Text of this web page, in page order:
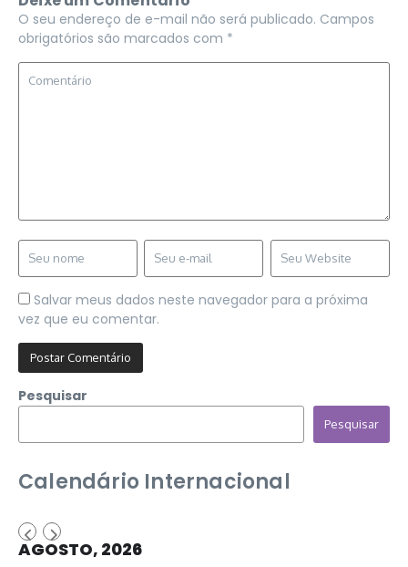
O seu endereço de e-mail não será publicado. Campos
obrigatórios são marcados com *
Salvar meus dados neste navegador para a próxima
vez que eu comentar.
Pesquisar
Pesquisar
Calendário Internacional
AGOSTO, 2026